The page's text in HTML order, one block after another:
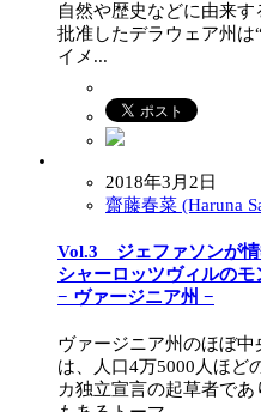
自然や歴史などに由来
批准したデラウェア州は
イメ...
2018年3月2日
齋藤春菜 (Haruna
Vol.3 ジェファソンが情
シャーロッツヴィルの
− ヴァージニア州 −
ヴァージニア州のほぼ
は、人口4万5000人ほど
カ独立宣言の起草者で